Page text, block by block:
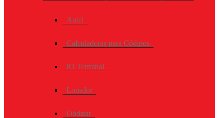
Autel
Calculadoras para Códigos
IO Terminal
Lonsdor
Obdstar